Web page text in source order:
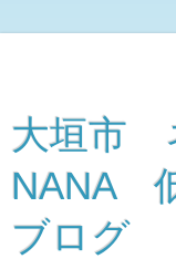
大垣市
NANA
ブログ